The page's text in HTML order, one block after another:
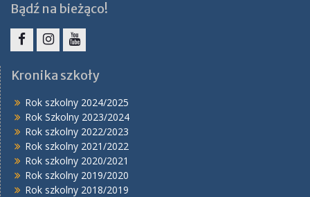
Bądź na bieżąco!
Kronika szkoły
Rok szkolny 2024/2025
Rok Szkolny 2023/2024
Rok szkolny 2022/2023
Rok szkolny 2021/2022
Rok szkolny 2020/2021
Rok szkolny 2019/2020
Rok szkolny 2018/2019